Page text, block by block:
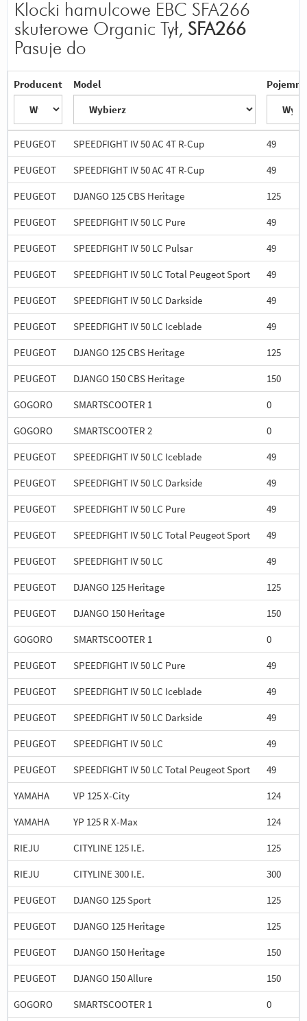
Klocki hamulcowe EBC SFA266
skuterowe Organic Tył, SFA266
Pasuje do
Producent Model
PEUGEOT SPEEDFIGHT IV 50 AC 4T R-Cup
49
PEUGEOT
SPEEDFIGHT IV 50 AC 4T R-Cup
49
PEUGEOT
DJANGO 125 CBS Heritage
125
PEUGEOT
SPEEDFIGHT IV 50 LC Pure
49
PEUGEOT
SPEEDFIGHT IV 50 LC Pulsar
49
PEUGEOT
SPEEDFIGHT IV 50 LC Total Peugeot Sport
49
PEUGEOT
SPEEDFIGHT IV 50 LC Darkside
49
PEUGEOT
SPEEDFIGHT IV 50 LC Iceblade
49
PEUGEOT
DJANGO 125 CBS Heritage
125
PEUGEOT
DJANGO 150 CBS Heritage
150
GOGORO
SMARTSCOOTER 1
0
GOGORO
SMARTSCOOTER 2
0
PEUGEOT
SPEEDFIGHT IV 50 LC Iceblade
49
PEUGEOT
SPEEDFIGHT IV 50 LC Darkside
49
PEUGEOT
SPEEDFIGHT IV 50 LC Pure
49
PEUGEOT
SPEEDFIGHT IV 50 LC Total Peugeot Sport
49
PEUGEOT
SPEEDFIGHT IV 50 LC
49
PEUGEOT
DJANGO 125 Heritage
125
PEUGEOT
DJANGO 150 Heritage
150
GOGORO
SMARTSCOOTER 1
0
PEUGEOT
SPEEDFIGHT IV 50 LC Pure
49
PEUGEOT
SPEEDFIGHT IV 50 LC Iceblade
49
PEUGEOT
SPEEDFIGHT IV 50 LC Darkside
49
PEUGEOT
SPEEDFIGHT IV 50 LC
49
PEUGEOT
SPEEDFIGHT IV 50 LC Total Peugeot Sport
49
YAMAHA
VP 125 X-City
124
YAMAHA
YP 125 R X-Max
124
RIEJU
CITYLINE 125 I.E.
125
RIEJU
CITYLINE 300 I.E.
300
PEUGEOT
DJANGO 125 Sport
125
PEUGEOT
DJANGO 125 Heritage
125
PEUGEOT
DJANGO 150 Heritage
150
PEUGEOT
DJANGO 150 Allure
150
GOGORO
SMARTSCOOTER 1 0